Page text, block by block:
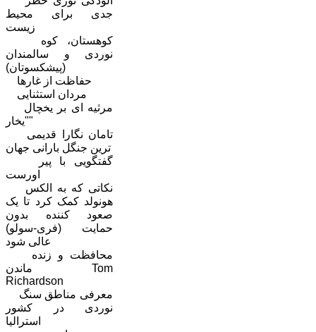
جدی برای محیط
زیست
نوردی و سالمندان
(پیشکسوتان)
حفاظت از غارها
مردان استثنایی
"یخار"
ترین جنگل بارانی جهان
اورست
هونولد کمک کرد تا یک
صعود کننده بدون
حمایت (فری-سولو)
عالی شود
ماندن Tom
Richardson
نوردی در کشور
استرالیا